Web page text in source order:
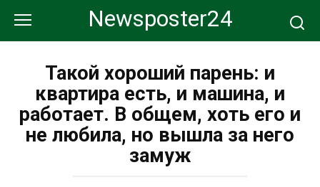
контенту
Newsposter24
Такой хороший парень: и
квартира есть, и машина, и
работает. В общем, хоть его и
не любила, но вышла за него
замуж